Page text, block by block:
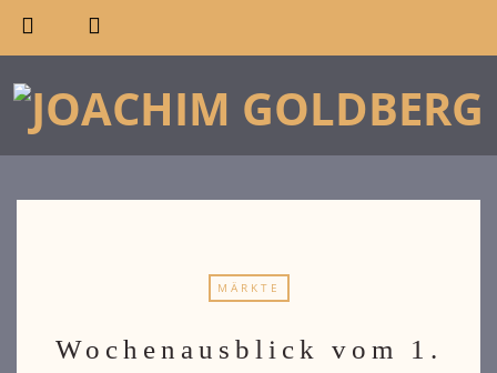
MÄRKTE
Wochenausblick vom 1.